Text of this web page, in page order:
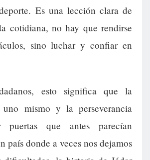
Es una lección clara de
cotidiana, no hay que rendirse
sino luchar y confiar en
esto significa que la
mismo y la perseverancia
puertas que antes parecían
país donde a veces nos dejamos